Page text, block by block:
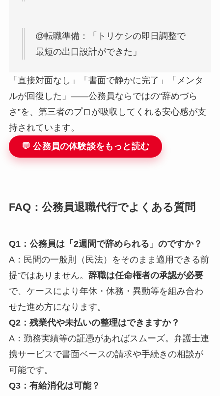
@転職準備：「トリケシの即日調整で
最短の出口設計ができた」
「直接対面なし」「書面で静かに完了」「メンタ
ルが回復した」――公務員ならではの“辞めづら
さ”を、第三者のプロが吸収してくれる安心感が支
持されています。
💬 公務員の体験談をもっと読む
FAQ：公務員退職代行でよくある質問
Q1：公務員は「2週間で辞められる」のですか？
A：民間の一般則（民法）をそのまま適用できる前
提ではありません。 辞職は任命権者の承認が必要
で、ケースにより年休・休務・異動等を組み合わ
せた進め方になります。
Q2：残業代や未払いの整理はできますか？
A：勤務実績等の証憑があればスムーズ。弁護士連
携サービスで書面ベースの請求や手続きの相談が
可能です。
Q3：有給消化は可能？